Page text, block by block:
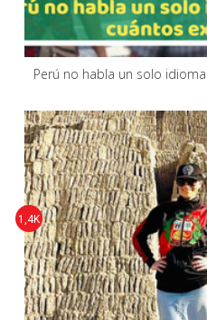
Perú no habla un solo
1,4K